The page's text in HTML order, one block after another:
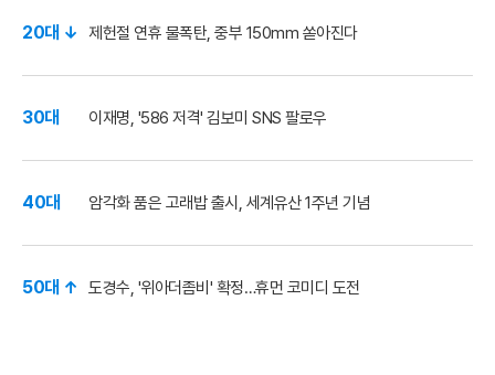
20대 ↓ 제헌절 연휴 물폭탄, 중부 150mm 쏟아진다
30대 이재명, '586 저격' 김보미 SNS 팔로우
40대 암각화 품은 고래밥 출시, 세계유산 1주년 기념
50대 ↑ 도경수, '위아더좀비' 확정…휴먼 코미디 도전